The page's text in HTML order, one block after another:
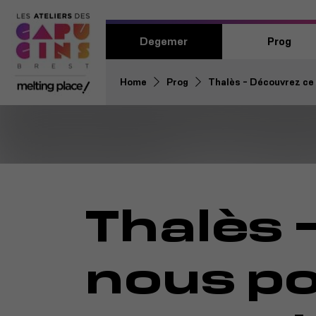
Degemer Prog
Home Prog Thalès - Découvrez
Thalès
nous